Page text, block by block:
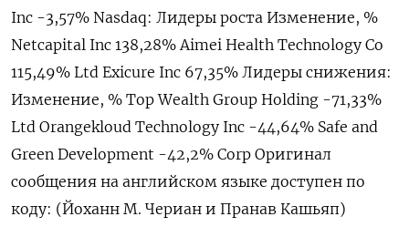
Inc -3,57% Nasdaq: Лидеры роста Изменение, %
Netcapital Inc 138,28% Aimei Health Technology Co
115,49% Ltd Exicure Inc 67,35% Лидеры снижения:
Изменение, % Top Wealth Group Holding -71,33%
Ltd Orangekloud Technology Inc -44,64% Safe and
Green Development -42,2% Corp Оригинал
сообщения на английском языке доступен по
коду: (Йоханн М. Чериан и Пранав Кашьяп)